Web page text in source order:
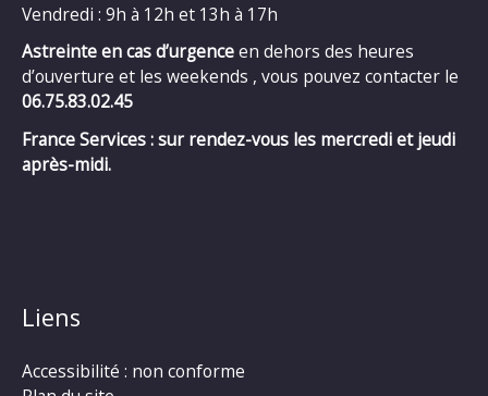
Vendredi : 9h à 12h et 13h à 17h
Astreinte en cas d’urgenceen dehors des heures
d’ouverture et les weekends , vous pouvez contacter le
06.75.83.02.45
France Services : sur rendez-vous les mercredi et jeudi
après-midi.
Liens
Accessibilité : non conforme